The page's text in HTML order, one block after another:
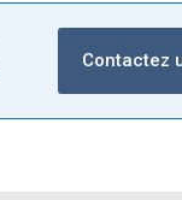
Contactez